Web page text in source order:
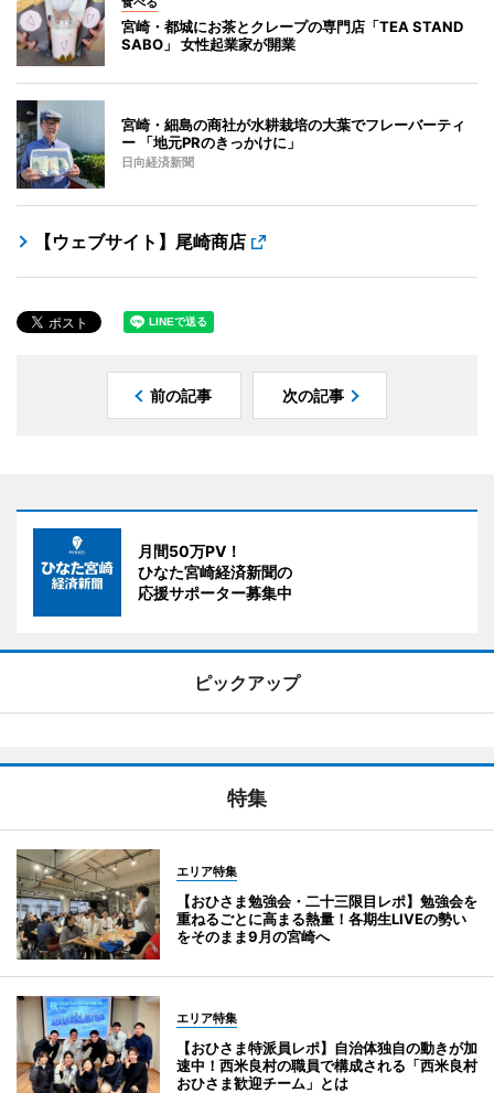
宮崎・都城にお茶とクレープの専門店「TEA STAND
SABO」 女性起業家が開業
宮崎・細島の商社が水耕栽培の大葉でフレーバーティ
ー 「地元PRのきっかけに」
日向経済新聞
【ウェブサイト】尾崎商店
前の記事 次の記事
月間50万PV！
ひなた宮崎経済新聞の
応援サポーター募集中
ピックアップ
特集
エリア特集
【おひさま勉強会・二十三限目レポ】勉強会を
重ねるごとに高まる熱量！各期生LIVEの勢い
をそのまま9月の宮崎へ
エリア特集
【おひさま特派員レポ】自治体独自の動きが加
速中！西米良村の職員で構成される「西米良村
おひさま歓迎チーム」とは